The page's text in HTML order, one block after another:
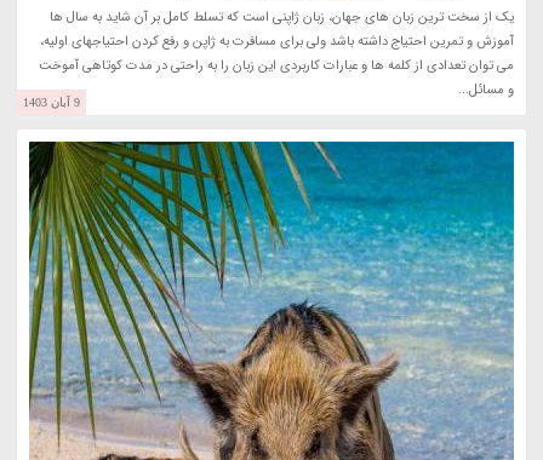
یک از سخت ترین زبان های جهان، زبان ژاپنی است که تسلط کامل بر آن شاید به سال ها
آموزش و تمرین احتیاج داشته باشد ولی برای مسافرت به ژاپن و رفع کردن احتیاجهای اولیه،
می توان تعدادی از کلمه ها و عبارات کاربردی این زبان را به راحتی در مدت کوتاهی آموخت
و مسائل...
9 آبان 1403